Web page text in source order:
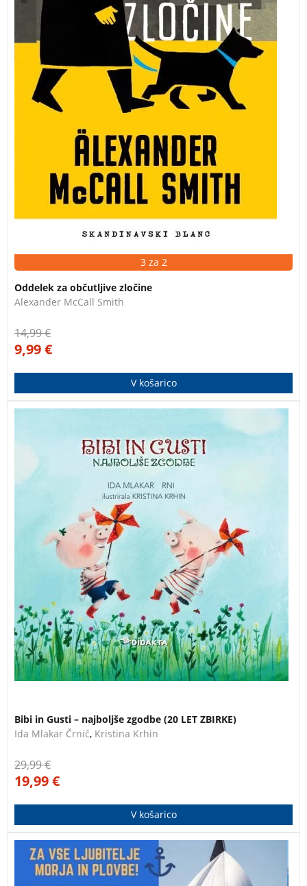
3 za 2
Oddelek za občutljive zločine
Alexander McCall Smith
14,99€
9,99€
V košarico
Navajeni smo, da imata pujsa Bibi in Gusti vedno
polno malho nasvetov za raznorazne pujsje težave.
Pridružite se jima na popotovanju skozi letne čase, ko
bosta spomladi zalivala hišico, poleti udomačila kolo,
jeseni porahljala prepir, pozimi sipala srečo, in ko
nova pomlad vzbrsti, pregnala še žalost.
Bibi in Gusti – najboljše zgodbe (20 LET ZBIRKE)
Ida Mlakar Črnič, Kristina Krhin
29,99€
19,99€
V košarico
Komplet knjig za vse ljubitelje morja in plovbe:
Navtični priročnik, nova izdaja avtorja Igorja Orlova in